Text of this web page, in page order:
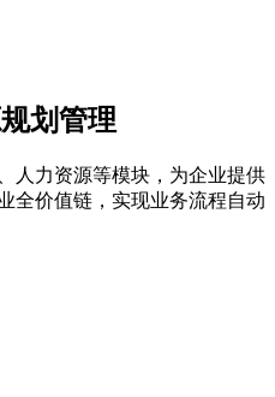
划管理
人力资源等模块，为企业提供
全价值链，实现业务流程自动